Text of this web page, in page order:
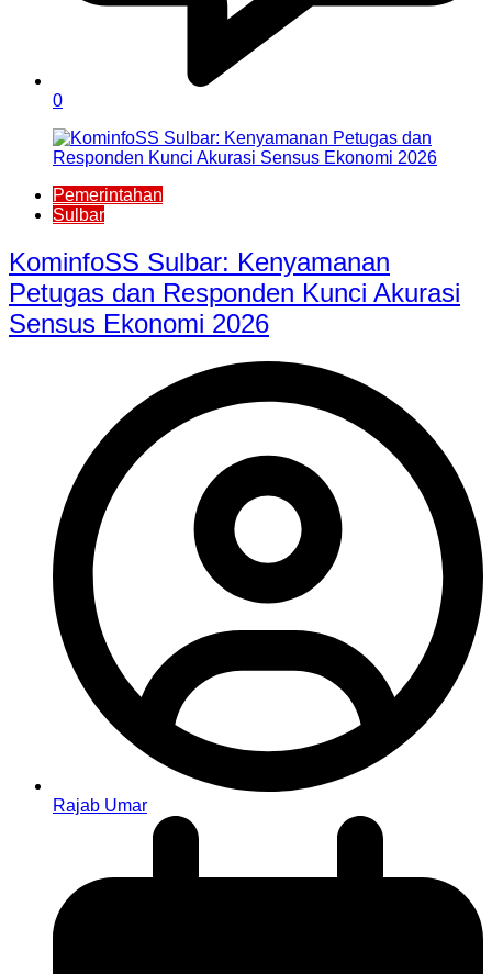
0
Pemerintahan
Sulbar
KominfoSS Sulbar: Kenyamanan
Petugas dan Responden Kunci Akurasi
Sensus Ekonomi 2026
Rajab Umar